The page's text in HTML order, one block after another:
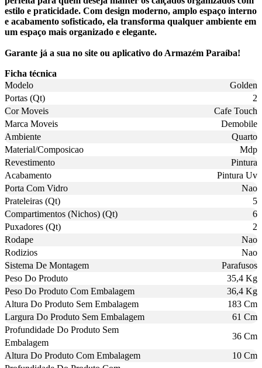
estilo e praticidade. Com design moderno, amplo espaço interno
e acabamento sofisticado, ela transforma qualquer ambiente em
um espaço mais organizado e elegante.
Garante já a sua no site ou aplicativo do Armazém Paraíba!
Ficha técnica
Modelo
Golden
Portas (Qt)
2
Cor Moveis
Cafe Touch
Marca Moveis
Demobile
Ambiente
Quarto
Material/Composicao
Mdp
Revestimento
Pintura
Acabamento
Pintura Uv
Porta Com Vidro
Nao
Prateleiras (Qt)
5
Compartimentos (Nichos) (Qt)
6
Puxadores (Qt)
2
Rodape
Nao
Rodizios
Nao
Sistema De Montagem
Parafusos
Peso Do Produto
35,4 Kg
Peso Do Produto Com Embalagem
36,4 Kg
Altura Do Produto Sem Embalagem
183 Cm
Largura Do Produto Sem Embalagem
61 Cm
Profundidade Do Produto Sem
Embalagem
36 Cm
Altura Do Produto Com Embalagem
10 Cm